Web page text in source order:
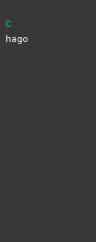
C
hago